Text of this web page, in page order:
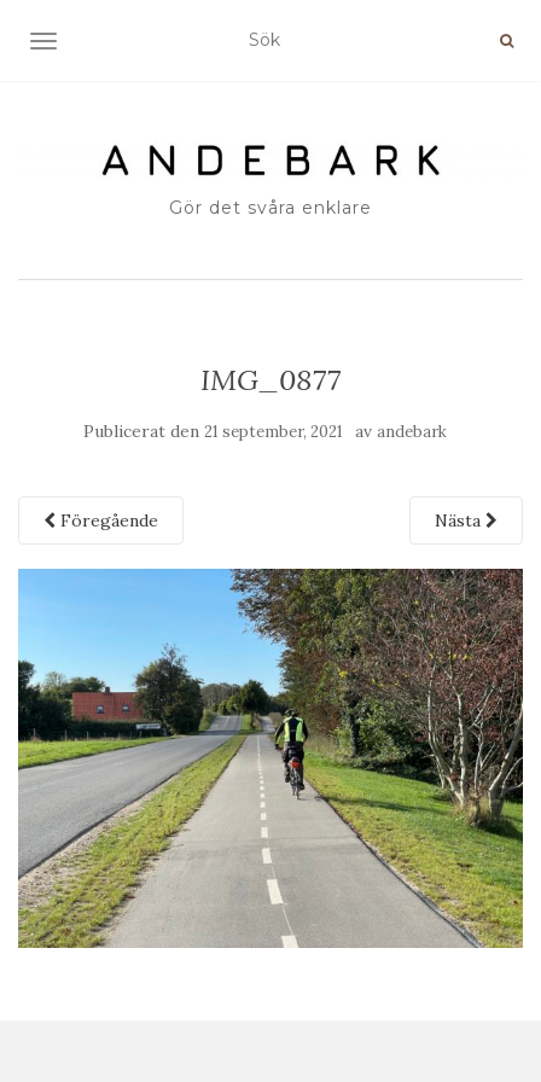
SLÅ PÅ/AV NAVIGERING
Gör det svåra enklare
IMG_0877
Publicerat den 21 september, 2021 av andebark
Föregående Nästa